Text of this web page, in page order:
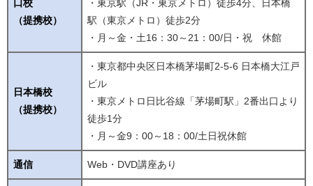
口校
（提携校）
・東京駅（JR・東京メトロ）徒歩4分、日本橋
駅（東京メトロ）徒歩2分
・月～金・土16：30～21：00/日・祝 休館
日本橋校
（提携校）
・東京都中央区日本橋茅場町2-5-6 日本橋大江戸
ビル
・東京メトロ日比谷線「茅場町駅」2番出口より
徒歩1分
・月～金9：00～18：00/土日祝休館
通信 Web・DVD講座あり